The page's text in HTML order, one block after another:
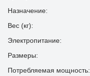
Назначение:
Вес (кг):
Электропитание:
Размеры:
Потребляемая мощность: